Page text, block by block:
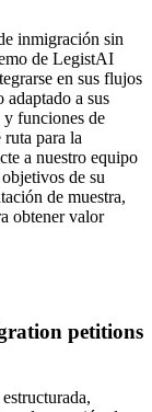
inmigración sin
de LegistAI
en sus flujos
a sus
y funciones de
para la
a nuestro equipo
de su
de muestra,
obtener valor
petitions